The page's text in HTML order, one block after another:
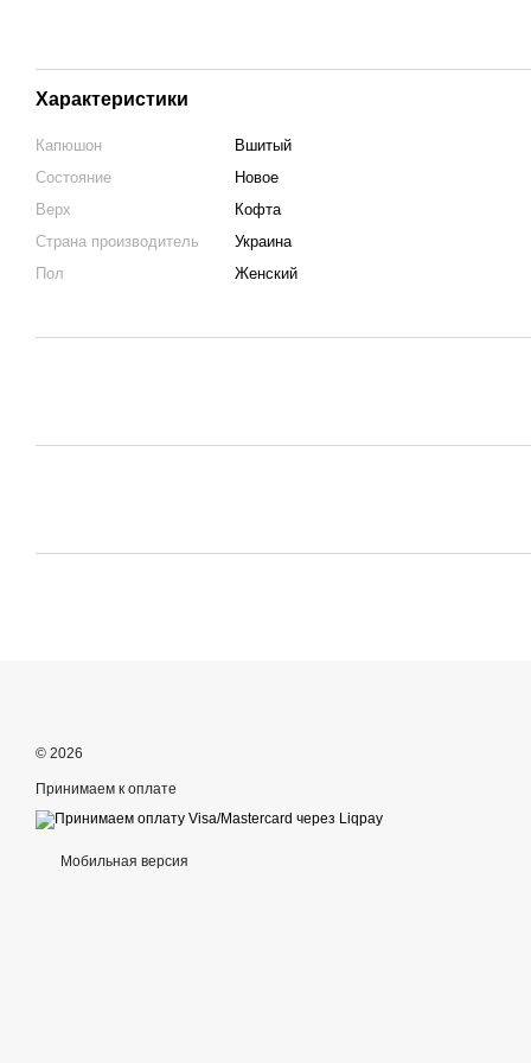
Характеристики
Капюшон
Вшитый
Состояние
Новое
Верх
Кофта
Страна производитель
Украина
Пол
Женский
© 2026
Принимаем к оплате
Мобильная версия